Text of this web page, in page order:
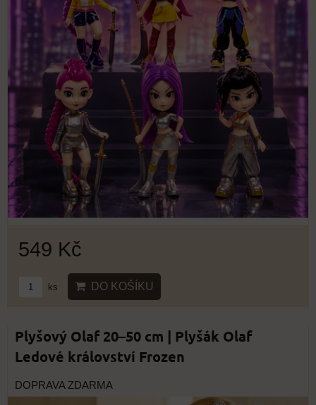
549 Kč
ks DO KOŠÍKU
Plyšový Olaf 20–50 cm | Plyšák Olaf
Ledové království Frozen
DOPRAVA ZDARMA